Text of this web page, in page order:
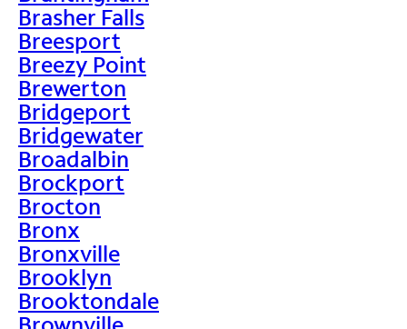
Brasher Falls
Breesport
Breezy Point
Brewerton
Bridgeport
Bridgewater
Broadalbin
Brockport
Brocton
Bronx
Bronxville
Brooklyn
Brooktondale